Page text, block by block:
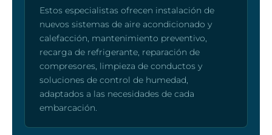
Estos especialistas ofrecen instalación de
nuevos sistemas de aire acondicionado y
calefacción, mantenimiento preventivo,
recarga de refrigerante, reparación de
compresores, limpieza de conductos y
soluciones de control de humedad,
adaptados a las necesidades de cada
embarcación.